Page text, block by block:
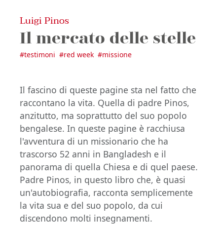
Luigi Pinos
Il mercato delle stelle
#testimoni #red week #missione
Il fascino di queste pagine sta nel fatto che
raccontano la vita. Quella di padre Pinos,
anzitutto, ma soprattutto del suo popolo
bengalese. In queste pagine è racchiusa
l'avventura di un missionario che ha
trascorso 52 anni in Bangladesh e il
panorama di quella Chiesa e di quel paese.
Padre Pinos, in questo libro che, è quasi
un'autobiografia, racconta semplicemente
la vita sua e del suo popolo, da cui
discendono molti insegnamenti.